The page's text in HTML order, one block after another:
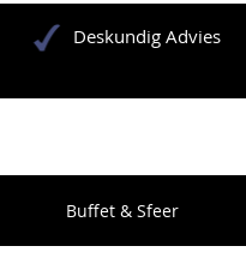
Buffet & Sfeer
Deskundig Advies